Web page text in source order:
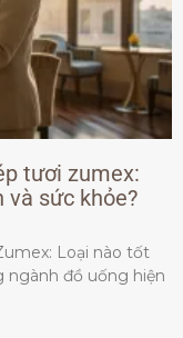
tươi zumex:
và sức khỏe?
Loại nào tốt
ngành đồ uống hiện